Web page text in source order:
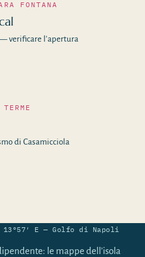
FONTANA
— verificare l'apertura
di Casamicciola
E — Golfo di Napoli
le mappe dell’isola